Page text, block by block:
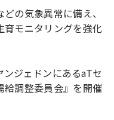
の気象異常に備え、
モニタリングを強化
ジェドンにあるaTセ
給調整委員会』を開催